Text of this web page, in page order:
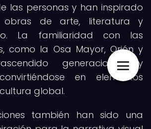
las personas y han inspirado
obras de arte, literatura y
La familiaridad con las
como la Osa Mayor, Orión y
generaciones y
en elementos
global.
también han sido una